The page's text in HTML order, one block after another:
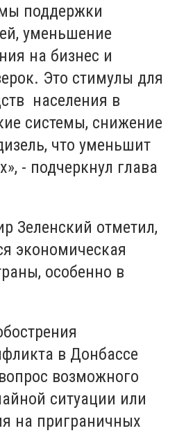
поддержки
уменьшение
на бизнес и
Это стимулы для
населения в
системы, снижение
что уменьшит
- подчеркнул глава
Зеленский отметил,
экономическая
особенно в
в Донбассе
возможного
ситуации или
на приграничных